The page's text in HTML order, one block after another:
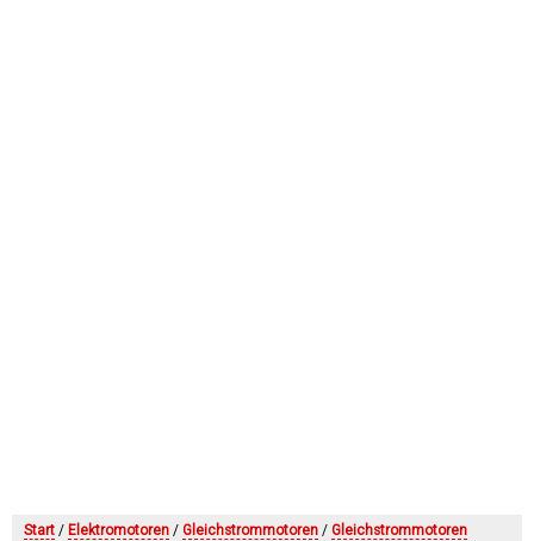
Start / Elektromotoren / Gleichstrommotoren / Gleichstrommotoren